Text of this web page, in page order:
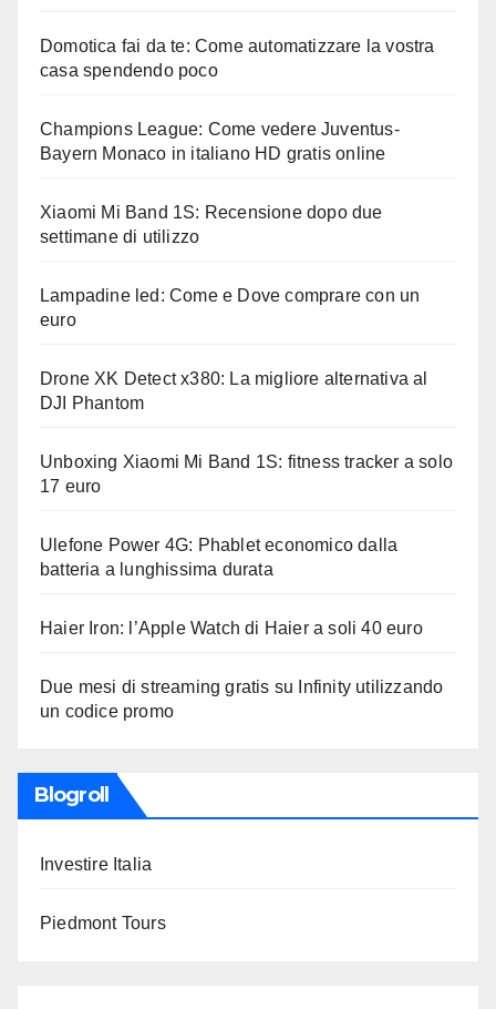
Domotica fai da te: Come automatizzare la vostra
casa spendendo poco
Champions League: Come vedere Juventus-
Bayern Monaco in italiano HD gratis online
Xiaomi Mi Band 1S: Recensione dopo due
settimane di utilizzo
Lampadine led: Come e Dove comprare con un
euro
Drone XK Detect x380: La migliore alternativa al
DJI Phantom
Unboxing Xiaomi Mi Band 1S: fitness tracker a solo
17 euro
Ulefone Power 4G: Phablet economico dalla
batteria a lunghissima durata
Haier Iron: l’Apple Watch di Haier a soli 40 euro
Due mesi di streaming gratis su Infinity utilizzando
un codice promo
Blogroll
Investire Italia
Piedmont Tours